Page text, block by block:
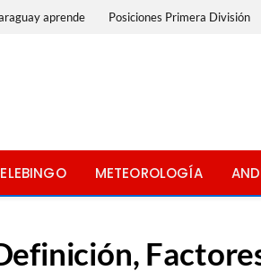
aprende Posiciones Primera División
METEOROLOGÍA